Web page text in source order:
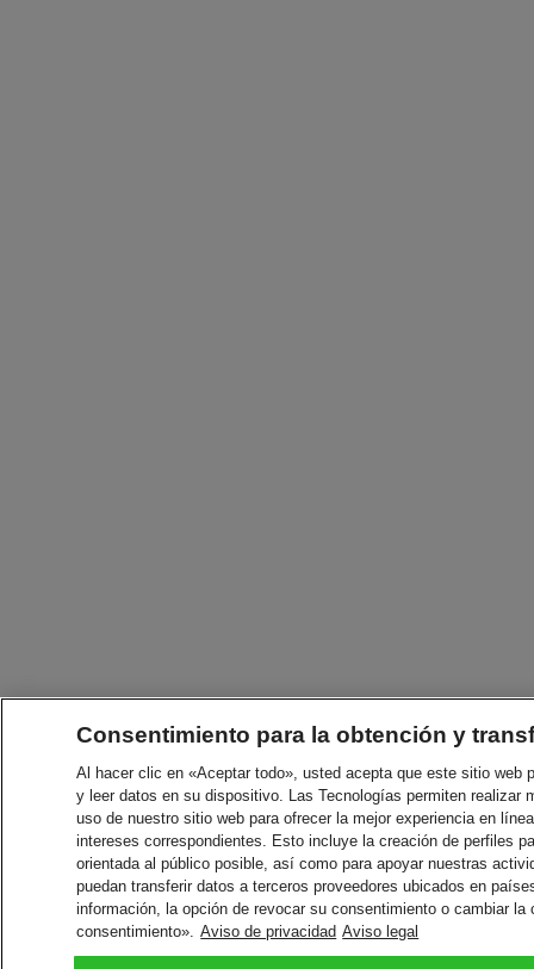
Consentimiento para la obtención y
Al hacer clic en «Aceptar todo», usted acepta que este sitio
y leer datos en su dispositivo. Las Tecnologías permiten
uso de nuestro sitio web para ofrecer la mejor experiencia en
intereses correspondientes. Esto incluye la creación de perfiles
orientada al público posible, así como para apoyar nuestras
puedan transferir datos a terceros proveedores ubicados en
información, la opción de revocar su consentimiento o cambiar
consentimiento». Aviso de privacidad Aviso legal